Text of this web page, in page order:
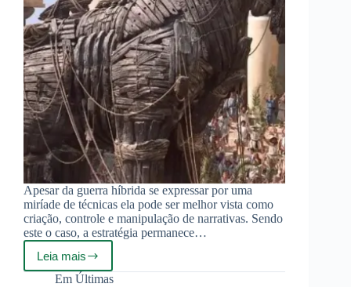
Apesar da guerra híbrida se expressar por uma
miríade de técnicas ela pode ser melhor vista como
criação, controle e manipulação de narrativas. Sendo
este o caso, a estratégia permanece…
Leia mais
Virgílio
e
Em Últimas